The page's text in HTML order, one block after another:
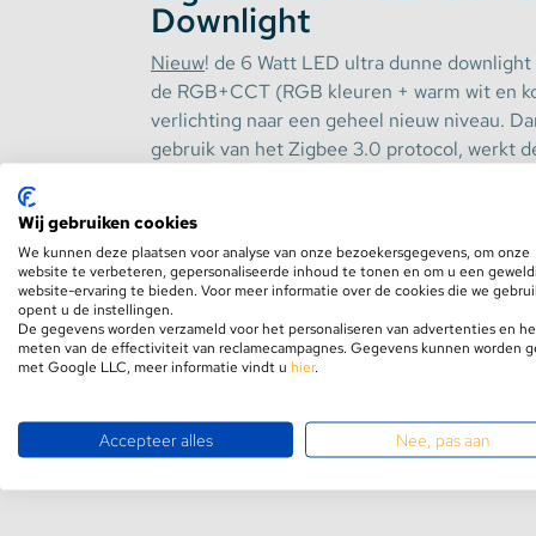
Stekkerdozen
WLED Compatible
Downlight
Nieuw! de 6 Watt LED ultra dunne
de RGB+CCT (RGB kleuren + warm wit en
verlichting naar een geheel nieuw niveau.
gebruik van het Zigbee 3.0 protocol, werkt
apparaten zoals Philips HUE*,
Maar dat is nog niet alles! Je kunt hem ook
GLEDOPTO (apart verkrijgbaar) en met
Life.
* Niet alle functies in de app van Philips
producten genieten van 100%
Met een lichtopbrengst van 300-350 lumen
biedt deze downlight een helder en
Toon
Wij gebruiken cookies
We kunnen deze plaatsen voor analyse van onze bezoekersgegevens, om onze
website te verbeteren, gepersonaliseerde inhoud te tonen en om u een
website-ervaring te bieden. Voor meer informatie over de cookies die we
opent u de instellingen.
De gegevens worden verzameld voor het personaliseren van advertenties en
meten van de effectiviteit van reclamecampagnes. Gegevens kunnen worden
met Google LLC, meer informatie vindt u hier.
Accepteer alles Nee, pas aan